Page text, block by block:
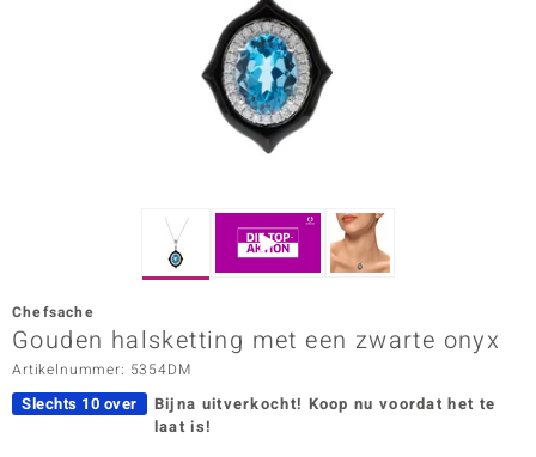
Vogue
in Italy
Chefsache
Gouden halsketting met een zwarte onyx
Artikelnummer: 5354DM
Slechts 10 over Bijna uitverkocht! Koop nu voordat het te
laat is!